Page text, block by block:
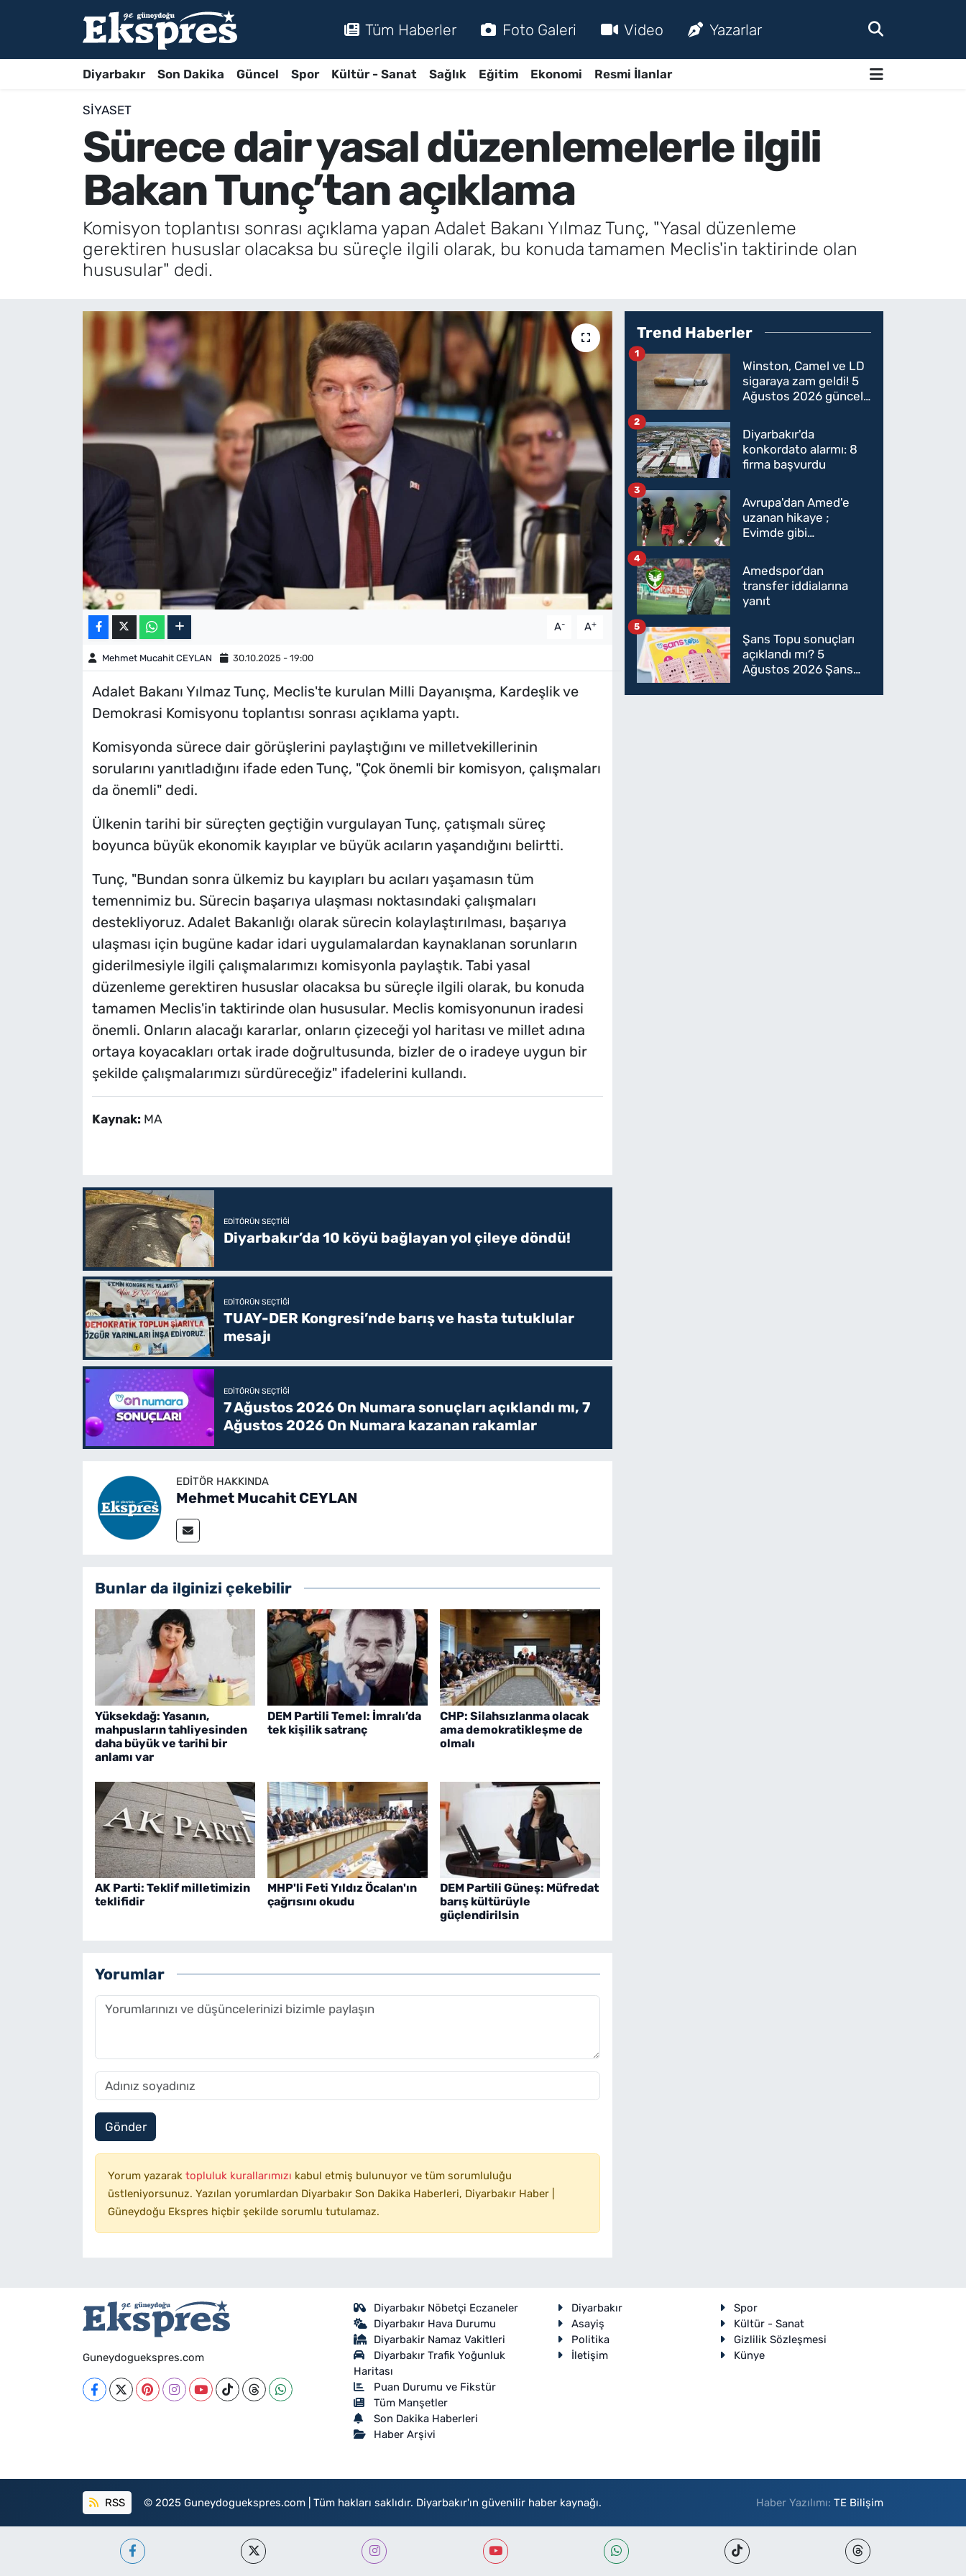
Tüm Haberler Foto Galeri Video Yazarlar
Diyarbakır Son Dakika Güncel Spor Kültür - Sanat Sağlık Eğitim Ekonomi Resmi İlanlar
SIYASET
Sürece dair yasal düzenlemelerle ilgili
Bakan Tunç’tan açıklama
Komisyon toplantısı sonrası açıklama yapan Adalet Bakanı Yılmaz Tunç, "Yasal düzenleme
gerektiren hususlar olacaksa bu süreçle ilgili olarak, bu konuda tamamen Meclis'in taktirinde olan
hususular" dedi.
A- A+
Mehmet Mucahit CEYLAN 30.10.2025 - 19:00
Adalet Bakanı Yılmaz Tunç, Meclis'te kurulan Milli Dayanışma, Kardeşlik ve
Demokrasi Komisyonu toplantısı sonrası açıklama yaptı.
Komisyonda sürece dair görüşlerini paylaştığını ve milletvekillerinin
sorularını yanıtladığını ifade eden Tunç, "Çok önemli bir komisyon, çalışmaları
da önemli" dedi.
Ülkenin tarihi bir süreçten geçtiğin vurgulayan Tunç, çatışmalı süreç
boyunca büyük ekonomik kayıplar ve büyük acıların yaşandığını belirtti.
Tunç, "Bundan sonra ülkemiz bu kayıpları bu acıları yaşamasın tüm
temennimiz bu. Sürecin başarıya ulaşması noktasındaki çalışmaları
destekliyoruz. Adalet Bakanlığı olarak sürecin kolaylaştırılması, başarıya
ulaşması için bugüne kadar idari uygulamalardan kaynaklanan sorunların
giderilmesiyle ilgili çalışmalarımızı komisyonla paylaştık. Tabi yasal
düzenleme gerektiren hususlar olacaksa bu süreçle ilgili olarak, bu konuda
tamamen Meclis'in taktirinde olan hususular. Meclis komisyonunun iradesi
önemli. Onların alacağı kararlar, onların çizeceği yol haritası ve millet adına
ortaya koyacakları ortak irade doğrultusunda, bizler de o iradeye uygun bir
şekilde çalışmalarımızı sürdüreceğiz" ifadelerini kullandı.
Kaynak: MA
EDITÖRÜN SEÇTIĞI
Diyarbakır’da 10 köyü bağlayan yol çileye döndü!
EDITÖRÜN SEÇTIĞI
TUAY-DER Kongresi’nde barış ve hasta tutuklular
mesajı
EDITÖRÜN SEÇTIĞI
7 Ağustos 2026 On Numara sonuçları açıklandı mı, 7
Ağustos 2026 On Numara kazanan rakamlar
EDITÖR HAKKINDA
Mehmet Mucahit CEYLAN
Bunlar da ilginizi çekebilir
Yüksekdağ: Yasanın,
mahpusların tahliyesinden
daha büyük ve tarihi bir
anlamı var
DEM Partili Temel: İmralı’da
tek kişilik satranç
CHP: Silahsızlanma olacak
ama demokratikleşme de
olmalı
AK Parti: Teklif milletimizin
teklifidir
MHP'li Feti Yıldız Öcalan'ın
çağrısını okudu
DEM Partili Güneş: Müfredat
barış kültürüyle
güçlendirilsin
Yorumlar
Gönder
Yorum yazarak topluluk kurallarımızı kabul etmiş bulunuyor ve tüm sorumluluğu
üstleniyorsunuz. Yazılan yorumlardan Diyarbakır Son Dakika Haberleri, Diyarbakır Haber |
Güneydoğu Ekspres hiçbir şekilde sorumlu tutulamaz.
Trend Haberler
Winston, Camel ve LD
sigaraya zam geldi! 5
Ağustos 2026 güncel
oldu
1
Diyarbakır'da
konkordato alarmı: 8
firma başvurdu
2
Avrupa'dan Amed'e
uzanan hikaye ;
Evimde gibi
3
Amedspor’dan
transfer iddialarına
yanıt
4
Şans Topu sonuçları
açıklandı mı? 5
Ağustos 2026 Şans
Ağustos Şans topu
5
Guneydoguekspres.com
Diyarbakır Nöbetçi Eczaneler
Diyarbakır Hava Durumu
Diyarbakir Namaz Vakitleri
Diyarbakır Trafik Yoğunluk
Haritası
Puan Durumu ve Fikstür
Tüm Manşetler
Son Dakika Haberleri
Haber Arşivi
Diyarbakır
Spor
Asayiş
Kültür - Sanat
Politika
Gizlilik Sözleşmesi
İletişim
Künye
RSS © 2025 Guneydoguekspres.com | Tüm hakları saklıdır. Diyarbakır'ın güvenilir haber kaynağı. Haber Yazılımı:TE Bilişim